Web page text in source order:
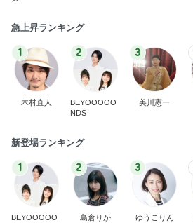
急上昇ランキング
1
木村直人
2
BEYOOOOO
NDS
3
美川憲一
新登場ランキング
1
BEYOOOOO
2
島倉りか
3
ゆうこりん